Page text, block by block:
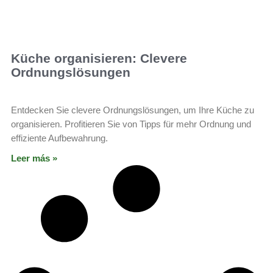
Küche organisieren: Clevere
Ordnungslösungen
Entdecken Sie clevere Ordnungslösungen, um Ihre Küche zu
organisieren. Profitieren Sie von Tipps für mehr Ordnung und
effiziente Aufbewahrung.
Leer más »